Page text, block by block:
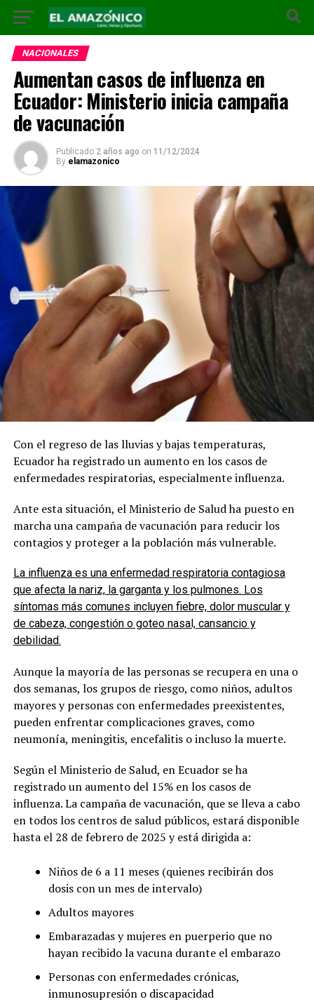
NACIONALES
Aumentan casos de influenza en
Ecuador: Ministerio inicia campaña
de vacunación
Publicado 2 años ago on 11/12/2024
By elamazonico
Con el regreso de las lluvias y bajas temperaturas,
Ecuador ha registrado un aumento en los casos de
enfermedades respiratorias, especialmente influenza.
Ante esta situación, el Ministerio de Salud ha puesto en
marcha una campaña de vacunación para reducir los
contagios y proteger a la población más vulnerable.
La influenza es una enfermedad respiratoria contagiosa
que afecta la nariz, la garganta y los pulmones. Los
síntomas más comunes incluyen fiebre, dolor muscular y
de cabeza, congestión o goteo nasal, cansancio y
debilidad.
Aunque la mayoría de las personas se recupera en una o
dos semanas, los grupos de riesgo, como niños, adultos
mayores y personas con enfermedades preexistentes,
pueden enfrentar complicaciones graves, como
neumonía, meningitis, encefalitis o incluso la muerte.
Según el Ministerio de Salud, en Ecuador se ha
registrado un aumento del 15% en los casos de
influenza. La campaña de vacunación, que se lleva a cabo
en todos los centros de salud públicos, estará disponible
hasta el 28 de febrero de 2025 y está dirigida a:
Niños de 6 a 11 meses (quienes recibirán dos
dosis con un mes de intervalo)
Adultos mayores
Embarazadas y mujeres en puerperio que no
hayan recibido la vacuna durante el embarazo
Personas con enfermedades crónicas,
inmunosupresión o discapacidad